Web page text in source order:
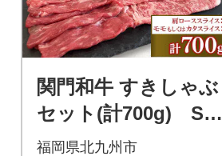
関門和牛 すきしゃぶ
セット(計700g) ST4
0-S20
福岡県北九州市